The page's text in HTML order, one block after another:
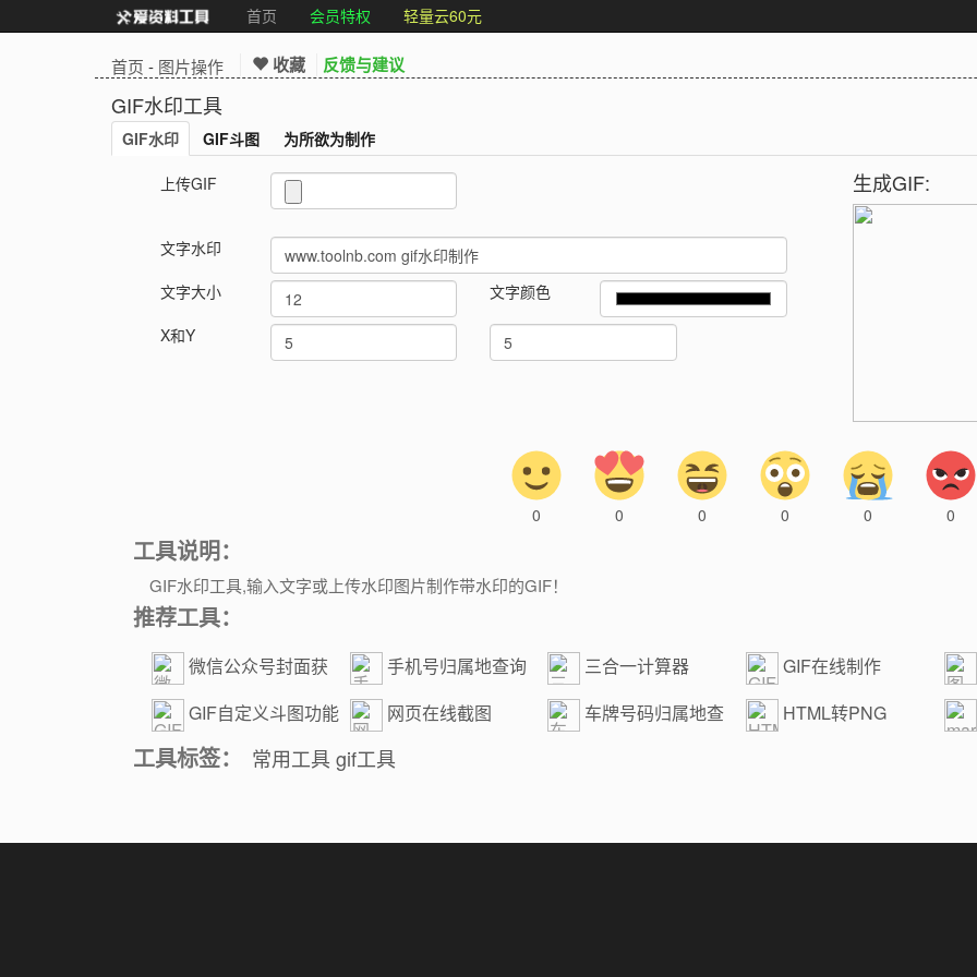
首页 会员特权 轻量云60元
首页 - 图片操作 收藏 反馈与建议
GIF水印工具
GIF水印 GIF斗图 为所欲为制作
上传GIF
文字水印
文字大小
文字颜色
X和Y
生成GIF:
0 0 0 0 0 0
工具说明：
GIF水印工具,输入文字或上传水印图片制作带水印的GIF！
推荐工具：
微信公众号封面获
取
手机号归属地查询 三合一计算器
GIF在线制作
GIF自定义斗图功能
网页在线截图
车牌号码归属地查
HTML转PNG
工具标签： 常用工具 gif工具